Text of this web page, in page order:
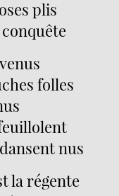
plis
folles
nus
la régente